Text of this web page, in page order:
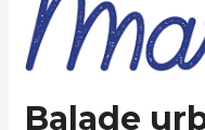
sur
la
trace
repas
Balade